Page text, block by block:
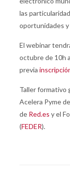
las
oportunidades
El webinar
octubre de 10h
previa
Taller formativo
Acelera Pyme
de Red.es y el
(FEDER).